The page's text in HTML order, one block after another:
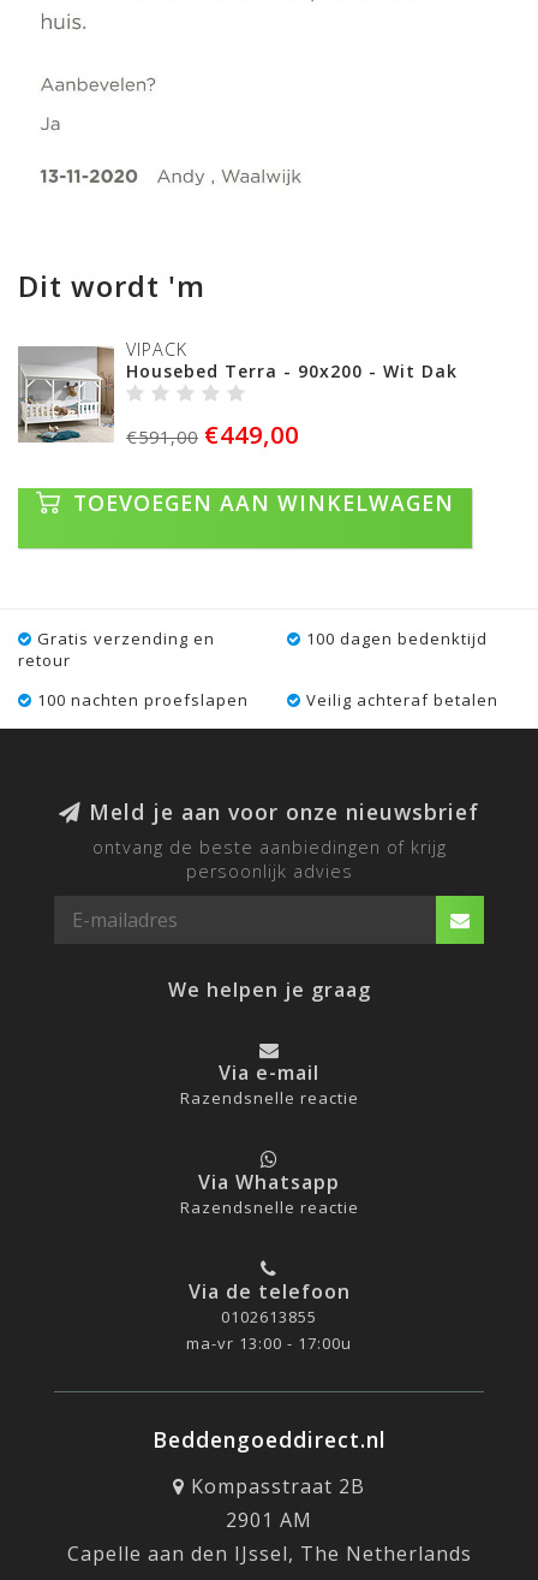
Dit wordt 'm
VIPACK
Housebed Terra - 90x200 - Wit Dak
€591,00 €449,00
TOEVOEGEN AAN WINKELWAGEN
Gratis verzending en
retour
100 dagen bedenktijd
100 nachten proefslapen Veilig achteraf betalen
Meld je aan voor onze nieuwsbrief
ontvang de beste aanbiedingen of krijg
persoonlijk advies
We helpen je graag
Via e-mail
Razendsnelle reactie
Via Whatsapp
Razendsnelle reactie
Via de telefoon
0102613855
ma-vr 13:00 - 17:00u
Beddengoeddirect.nl
Kompasstraat 2B
2901 AM
Capelle aan den IJssel, The Netherlands